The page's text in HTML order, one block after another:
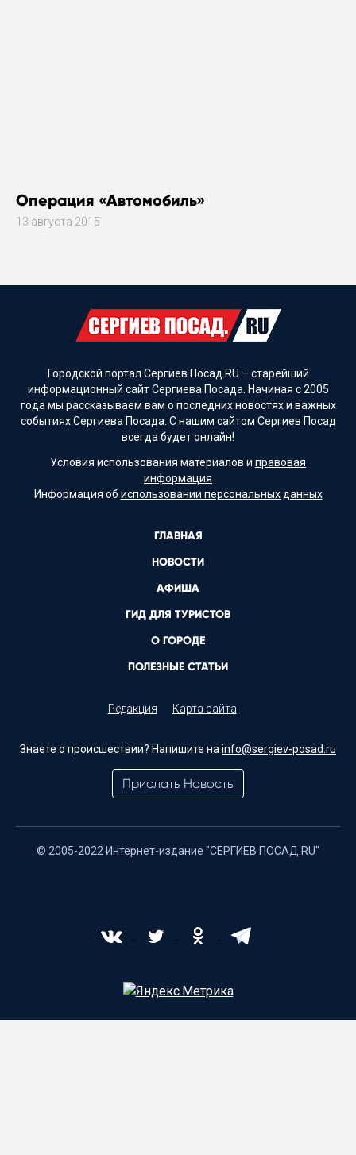
Операция «Автомобиль»
13 августа 2015
Городской портал Сергиев Посад.RU – старейший
информационный сайт Сергиева Посада. Начиная с 2005
года мы рассказываем вам о последних новостях и важных
событиях Сергиева Посада. С нашим сайтом Сергиев Посад
всегда будет онлайн!
Условия использования материалов и правовая
информация
Информация об использовании персональных данных
ГЛАВНАЯ
НОВОСТИ
АФИША
ГИД ДЛЯ ТУРИСТОВ
О ГОРОДЕ
ПОЛЕЗНЫЕ СТАТЬИ
Редакция Карта сайта
Знаете о происшествии? Напишите на info@sergiev-posad.ru
Прислать Новость
© 2005-2022 Интернет-издание "СЕРГИЕВ ПОСАД.RU"